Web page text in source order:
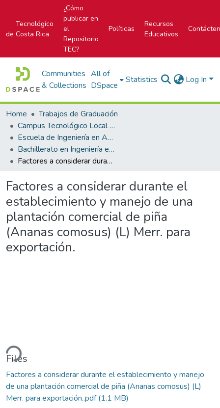
Tecnológico
de Costa Rica
¿Cómo
publicar en
el
Repositorio
TEC?
Políticas
Recursos
Educativos
Communities
& Collections
All of
DSpace
Statistics Log In
Home
Trabajos de Graduación
Campus Tecnológico Local San Carlos
Escuela de Ingeniería en Agronomía
Bachillerato en Ingeniería en Agronomía
Factores a considerar durante el establecimiento y manejo de una plantación comercial de piña (Ananas comosus) (L) Merr. para exportación.
Factores a considerar durante el
establecimiento y manejo de una
plantación comercial de piña
(Ananas comosus) (L) Merr. para
exportación.
Files
Factores a considerar durante el establecimiento y manejo
de una plantación comercial de piña (Ananas comosus) (L)
Merr. para exportación..pdf(1.1 MB)